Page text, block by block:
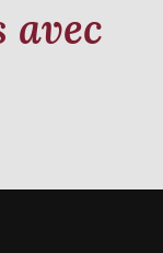
avec